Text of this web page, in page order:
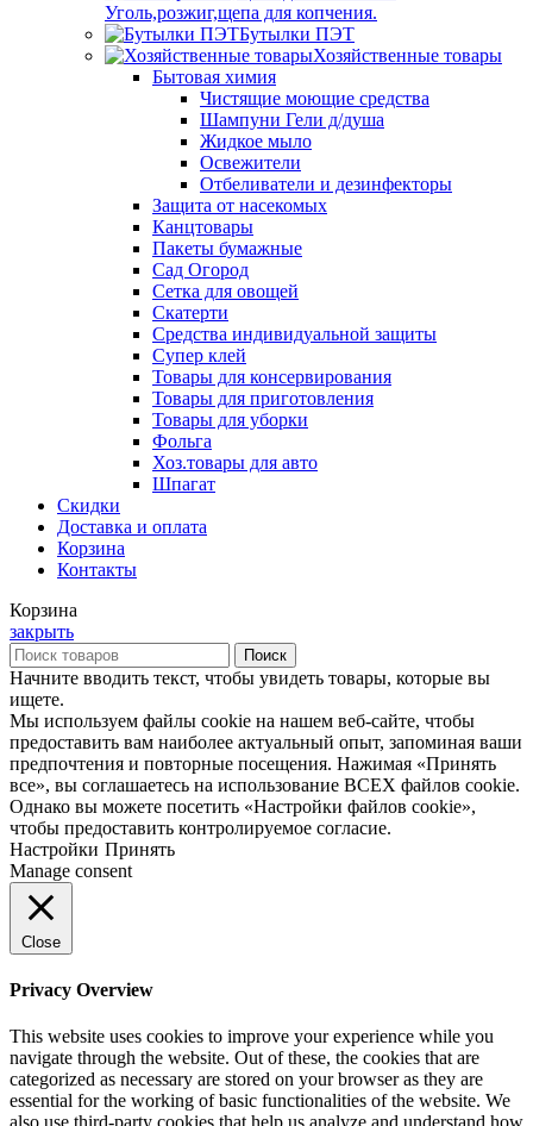
Уголь,розжиг,щепа для копчения.
Бутылки ПЭТ
Хозяйственные товары
Бытовая химия
Чистящие моющие средства
Шампуни Гели д/душа
Жидкое мыло
Освежители
Отбеливатели и дезинфекторы
Защита от насекомых
Канцтовары
Пакеты бумажные
Сад Огород
Сетка для овощей
Скатерти
Средства индивидуальной защиты
Супер клей
Товары для консервирования
Товары для приготовления
Товары для уборки
Фольга
Хоз.товары для авто
Шпагат
Скидки
Доставка и оплата
Корзина
Контакты
Корзина
закрыть
Поиск
Начните вводить текст, чтобы увидеть товары, которые вы
ищете.
Мы используем файлы cookie на нашем веб-сайте, чтобы
предоставить вам наиболее актуальный опыт, запоминая ваши
предпочтения и повторные посещения. Нажимая «Принять
все», вы соглашаетесь на использование ВСЕХ файлов cookie.
Однако вы можете посетить «Настройки файлов cookie»,
чтобы предоставить контролируемое согласие.
Настройки Принять
Manage consent
Close
Privacy Overview
This website uses cookies to improve your experience while you
navigate through the website. Out of these, the cookies that are
categorized as necessary are stored on your browser as they are
essential for the working of basic functionalities of the website. We